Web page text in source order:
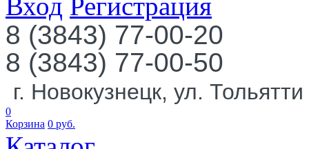
8 (3843) 77-00-20
8 (3843) 77-00-50
г. Новокузнецк, ул.
0
Корзина 0 руб.